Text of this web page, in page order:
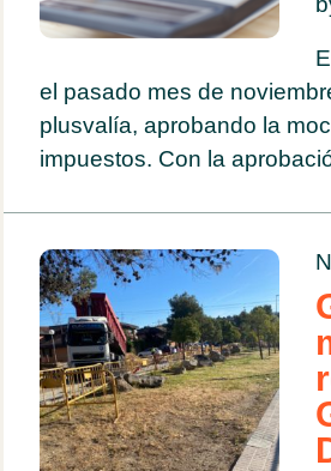
el pasado mes de
plusvalía, aprobando la
impuestos. Con la